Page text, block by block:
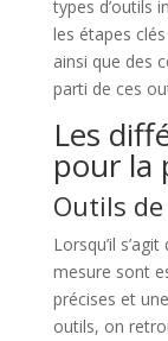
types d’outils
les étapes
ainsi que des
parti de ces
Les
pour la
Outils
Lorsqu’il
mesure sont
précises et
outils, on